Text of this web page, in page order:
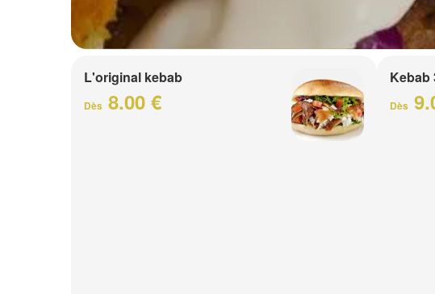
L'original kebab
Dès 8.00 €
Kebab
Dès